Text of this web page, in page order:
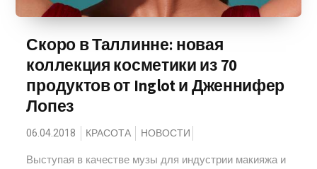
Скоро в Таллинне: новая
коллекция косметики из 70
продуктов от Inglot и Дженнифер
Лопез
06.04.2018 КРАСОТА НОВОСТИ
Выступая в качестве музы для индустрии макияжа и